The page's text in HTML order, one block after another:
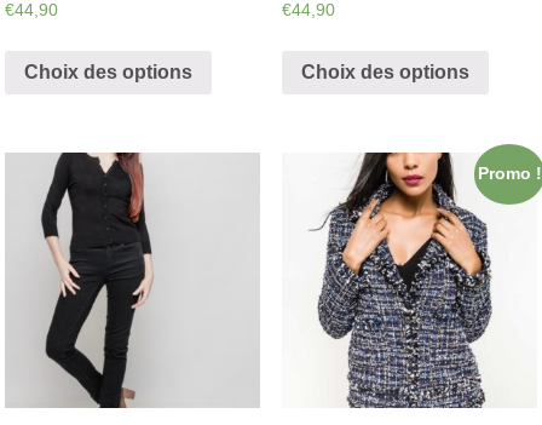
€44,90
Choix des options
€44,90
Choix des options
Promo !